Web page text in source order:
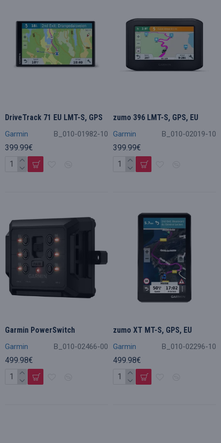
Garmin B_010-01982-10
DriveTrack 71 EU LMT-S, GPS
399.99€
Garmin B_010-02019-10
zumo 396 LMT-S, GPS, EU
399.99€
Garmin B_010-02466-00
Garmin PowerSwitch
499.98€
Garmin B_010-02296-10
zumo XT MT-S, GPS, EU
499.98€